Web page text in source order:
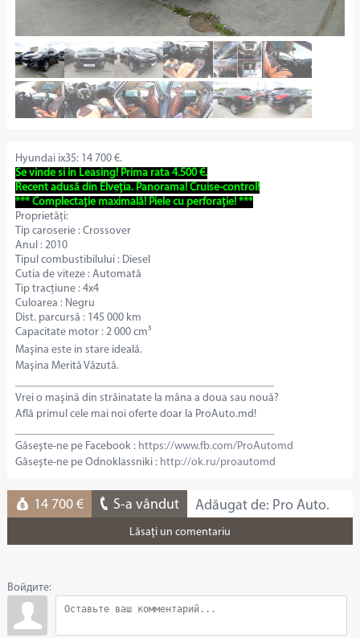
Hyundai ix35: 14 700 €.
Se vinde si in Leasing! Prima rata 4.500 €.
Recent adusă din Elveția. Panorama! Cruise-control!
*** Complectație maximală! Piele cu perforație! ***
Proprietăți:
Tip caroserie : Crossover
Anul : 2010
Tipul combustibilului : Diesel
Cutia de viteze : Automată
Tip tracțiune : 4x4
Culoarea : Negru
Dist. parcursă : 145 000 km
Capacitate motor : 2 000 cm³
Maşina este in stare ideală.
Maşina Merită Văzută.
Vrei o maşină din străinatate la mâna a doua sau nouă?
Află primul cele mai noi oferte doar la ProAuto.md!
Găseşte-ne pe Facebook : https://www.fb.com/ProAutomd
Găseşte-ne pe Odnoklassniki : http://ok.ru/proautomd
14 700 € S-a vândut Adăugat de: Pro Auto.
Lăsaţi un comentariu
Войдите: